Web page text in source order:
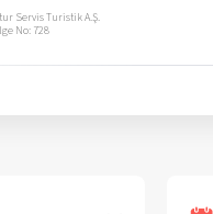
Servis Turistik A.Ş.
No: 728